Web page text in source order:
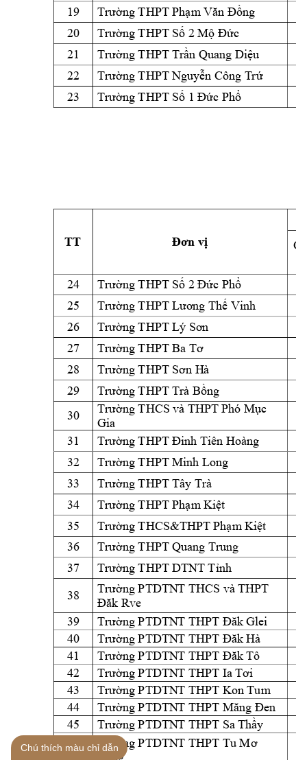
19 Trường THPT Phạm Văn Đồng
20 Trường THPT Số 2 Mộ Đức
21 Trường THPT Trần Quang Diệu
22 Trường THPT Nguyễn Công Trứ
23 Trường THPT Số 1 Đức Phổ
TT Đơn vị
24 Trường THPT Số 2 Đức Phổ
25 Trường THPT Lương Thế Vinh
26 Trường THPT Lý Sơn
27 Trường THPT Ba Tơ
28 Trường THPT Sơn Hà
29 Trường THPT Trà Bồng
30 Trường THCS và THPT Phó Mục
Gia
31
Trường THPT Đinh Tiên Hoàng
32 Trường THPT Minh Long
33 Trường THPT Tây Trà
34 Trường THPT Phạm Kiệt
35 Trường THCS&THPT Phạm Kiệt
36 Trường THPT Quang Trung
37 Trường THPT DTNT Tỉnh
38 Trường PTDTNT THCS và THPT
Đăk Rve
39 Trường PTDTNT THPT Đăk Glei
40 Trường PTDTNT THPT Đăk Hà
41 Trường PTDTNT THPT Đăk Tô
42 Trường PTDTNT THPT Ia Tơi
43 Trường PTDTNT THPT Kon Tum
44 Trường PTDTNT THPT Măng Đen
45 Trường PTDTNT THPT Sa Thầy
46 Trường PTDTNT THPT Tu Mơ
Rông
Chú thích màu chỉ dẫn